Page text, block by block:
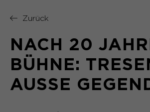
Zurück
NACH 20
BÜHNE:
AUSSE